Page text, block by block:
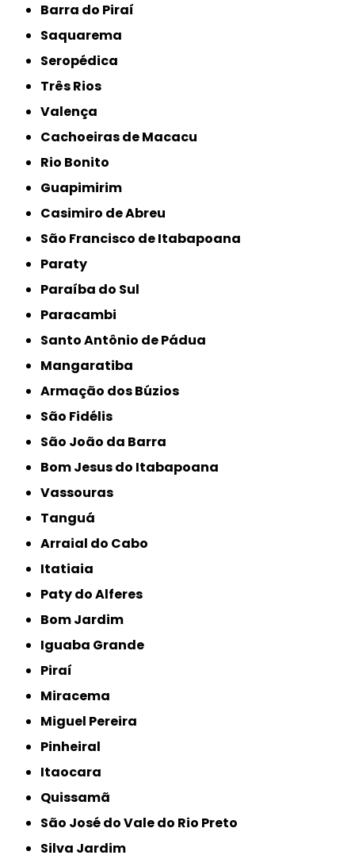
Barra do Piraí
Saquarema
Seropédica
Três Rios
Valença
Cachoeiras de Macacu
Rio Bonito
Guapimirim
Casimiro de Abreu
São Francisco de Itabapoana
Paraty
Paraíba do Sul
Paracambi
Santo Antônio de Pádua
Mangaratiba
Armação dos Búzios
São Fidélis
São João da Barra
Bom Jesus do Itabapoana
Vassouras
Tanguá
Arraial do Cabo
Itatiaia
Paty do Alferes
Bom Jardim
Iguaba Grande
Piraí
Miracema
Miguel Pereira
Pinheiral
Itaocara
Quissamã
São José do Vale do Rio Preto
Silva Jardim